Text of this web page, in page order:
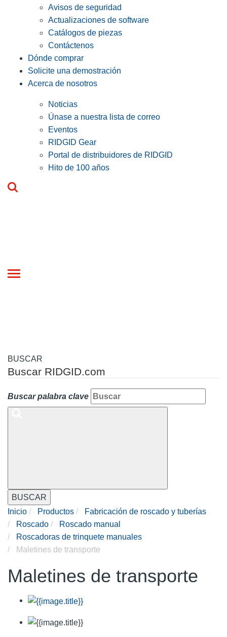
Avisos de seguridad
Actualizaciones de software
Catálogos de piezas
Contáctenos
Dónde comprar
Solicite una demostración
Acerca de nosotros
Noticias
Únase a nuestra lista de correo
Eventos
RIDGID Gear
Portal de distribuidores de RIDGID
Hito de 100 años
Toggle
BUSCAR
Buscar RIDGID.com
Buscar palabra clave
BUSCAR
Inicio
Productos
Fabricación de roscado y tuberías
Roscado
Roscado manual
Roscadoras de trinquete manuales
Maletines de transporte
Maletines de transporte